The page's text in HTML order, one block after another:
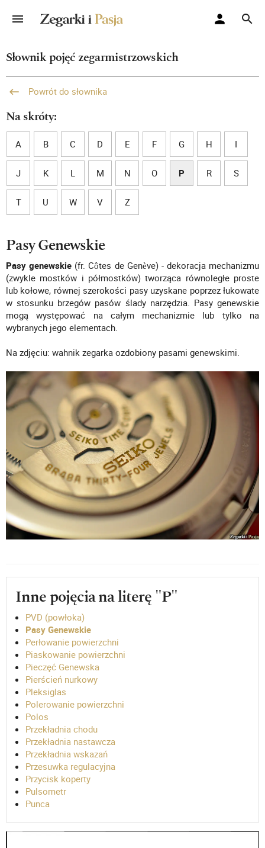
Słownik pojęć zegarmistrzowskich
Powrót do słownika
Na skróty:
A B C D E F G H I
J K L M N O P R S
T U W V Z
Pasy Genewskie
Pasy genewskie (fr. Côtes de Genève) - dekoracja mechanizmu
(zwykle mostków i półmostków) tworząca równoległe proste
lub kołowe, równej szerokości pasy uzyskane poprzez łukowate
w stosunku brzegów pasów ślady narzędzia. Pasy genewskie
mogą występować na całym mechanizmie lub tylko na
wybranych jego elementach.
Na zdjęciu: wahnik zegarka ozdobiony pasami genewskimi.
Inne pojęcia na literę "P"
PVD (powłoka)
Pasy Genewskie
Perłowanie powierzchni
Piaskowanie powierzchni
Pieczęć Genewska
Pierścień nurkowy
Pleksiglas
Polerowanie powierzchni
Polos
Przekładnia chodu
Przekładnia nastawcza
Przekładnia wskazań
Przesuwka regulacyjna
Przycisk koperty
Pulsometr
Punca